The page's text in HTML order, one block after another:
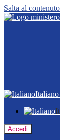
Salta al contenuto
Italiano
Accedi